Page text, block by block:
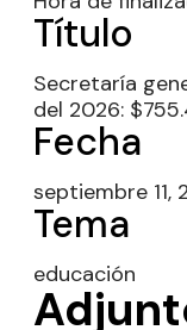
Título
Secretaría
del 2026:
Fecha
septiembre 11,
Tema
educación